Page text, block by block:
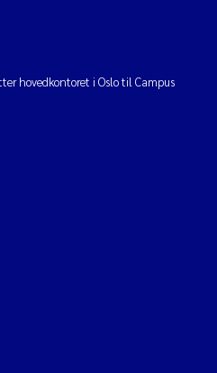
hovedkontoret i Oslo til Campus